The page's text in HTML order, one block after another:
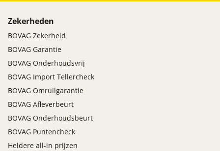
Zekerheden
BOVAG Zekerheid
BOVAG Garantie
BOVAG Onderhoudsvrij
BOVAG Import Tellercheck
BOVAG Omruilgarantie
BOVAG Afleverbeurt
BOVAG Onderhoudsbeurt
BOVAG Puntencheck
Heldere all-in prijzen